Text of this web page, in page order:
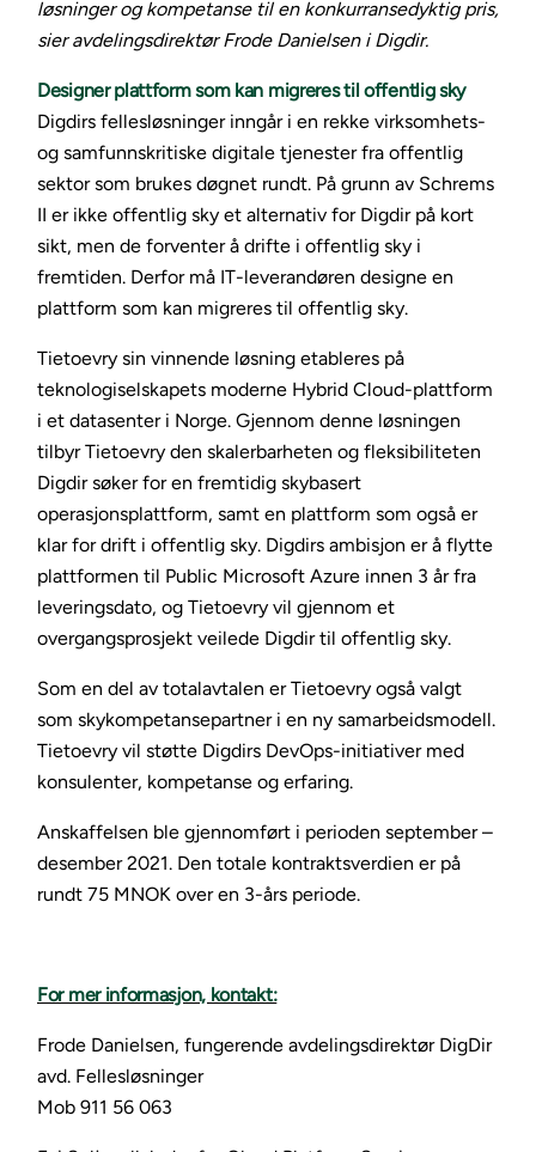
løsninger og kompetanse til en konkurransedyktig pris,
sier avdelingsdirektør Frode Danielsen i Digdir.
Designer plattform som kan migreres til offentlig sky
Digdirs fellesløsninger inngår i en rekke virksomhets-
og samfunnskritiske digitale tjenester fra offentlig
sektor som brukes døgnet rundt. På grunn av Schrems
II er ikke offentlig sky et alternativ for Digdir på kort
sikt, men de forventer å drifte i offentlig sky i
fremtiden. Derfor må IT-leverandøren designe en
plattform som kan migreres til offentlig sky.
Tietoevry sin vinnende løsning etableres på
teknologiselskapets moderne Hybrid Cloud-plattform
i et datasenter i Norge. Gjennom denne løsningen
tilbyr Tietoevry den skalerbarheten og fleksibiliteten
Digdir søker for en fremtidig skybasert
operasjonsplattform, samt en plattform som også er
klar for drift i offentlig sky. Digdirs ambisjon er å flytte
plattformen til Public Microsoft Azure innen 3 år fra
leveringsdato, og Tietoevry vil gjennom et
overgangsprosjekt veilede Digdir til offentlig sky.
Som en del av totalavtalen er Tietoevry også valgt
som skykompetansepartner i en ny samarbeidsmodell.
Tietoevry vil støtte Digdirs DevOps-initiativer med
konsulenter, kompetanse og erfaring.
Anskaffelsen ble gjennomført i perioden september –
desember 2021. Den totale kontraktsverdien er på
rundt 75 MNOK over en 3-års periode.
For mer informasjon, kontakt:
Frode Danielsen, fungerende avdelingsdirektør DigDir
avd. Fellesløsninger
Mob 911 56 063